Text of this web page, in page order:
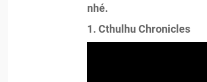
nhé.
1.Cthulhu Chronicles